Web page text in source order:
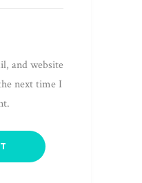
and website
next time I